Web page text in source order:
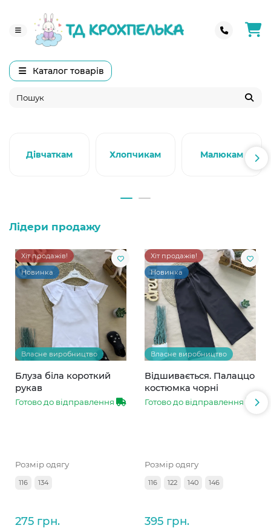
Каталог товарів
Дівчаткам Хлопчикам Малюкам
Лідери продажу
Хіт продажів!
Новинка
Власне виробництво
Блуза біла короткий
рукав
Готово до відправлення
Розмір одягу
116 134
275 грн.
Хіт продажів!
Новинка
Власне виробництво
Відшивається. Палаццо
костюмка чорні
Готово до відправлення
Розмір одягу
116 122 140 146
395 грн.